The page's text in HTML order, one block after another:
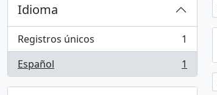
Idioma
Registros únicos
, 1 resultados
1
Español
, 1 resultados 1